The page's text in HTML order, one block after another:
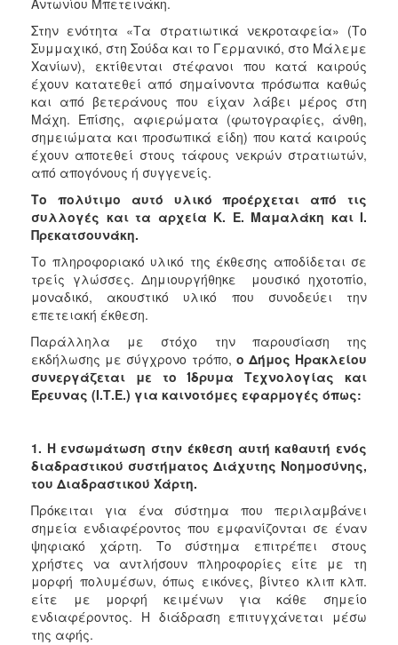
Αντωνίου Μπετεινάκη.
Στην ενότητα «Τα στρατιωτικά νεκροταφεία» (Το
Συμμαχικό, στη Σούδα και το Γερμανικό, στο Μάλεμε
Χανίων), εκτίθενται στέφανοι που κατά καιρούς
έχουν κατατεθεί από σημαίνοντα πρόσωπα καθώς
και από βετεράνους που είχαν λάβει μέρος στη
Μάχη. Επίσης, αφιερώματα (φωτογραφίες, άνθη,
σημειώματα και προσωπικά είδη) που κατά καιρούς
έχουν αποτεθεί στους τάφους νεκρών στρατιωτών,
από απογόνους ή συγγενείς.
Το πολύτιμο αυτό υλικό προέρχεται από τις
συλλογές και τα αρχεία Κ. Ε. Μαμαλάκη και Ι.
Πρεκατσουνάκη.
Το πληροφοριακό υλικό της έκθεσης αποδίδεται σε
τρείς γλώσσες. Δημιουργήθηκε μουσικό ηχοτοπίο,
μοναδικό, ακουστικό υλικό που συνοδεύει την
επετειακή έκθεση.
Παράλληλα με στόχο την παρουσίαση της
εκδήλωσης με σύγχρονο τρόπο, ο Δήμος Ηρακλείου
συνεργάζεται με το Ίδρυμα Τεχνολογίας και
Έρευνας (Ι.Τ.Ε.) για καινοτόμες εφαρμογές όπως:
1. Η ενσωμάτωση στην έκθεση αυτή καθαυτή ενός
διαδραστικού συστήματος Διάχυτης Νοημοσύνης,
του Διαδραστικού Χάρτη.
Πρόκειται για ένα σύστημα που περιλαμβάνει
σημεία ενδιαφέροντος που εμφανίζονται σε έναν
ψηφιακό χάρτη. Το σύστημα επιτρέπει στους
χρήστες να αντλήσουν πληροφορίες είτε με τη
μορφή πολυμέσων, όπως εικόνες, βίντεο κλιπ κλπ.
είτε με μορφή κειμένων για κάθε σημείο
ενδιαφέροντος. Η διάδραση επιτυγχάνεται μέσω
της αφής.